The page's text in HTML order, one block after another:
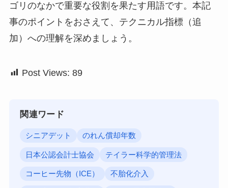
ゴリのなかで重要な役割を果たす用語です。本記
事のポイントをおさえて、テクニカル指標（追
加）への理解を深めましょう。
Post Views: 89
関連ワード
シニアデット のれん償却年数
日本公認会計士協会 テイラー科学的管理法
コーヒー先物（ICE） 不胎化介入